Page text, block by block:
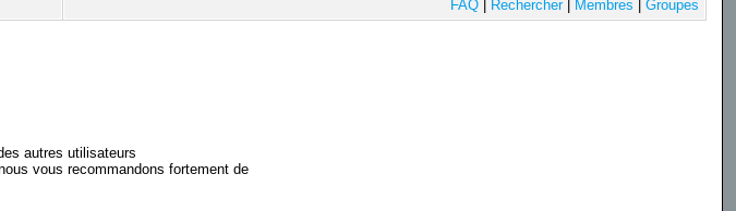
FAQ| Rechercher| Membres Groupes
autres utilisateurs
vous recommandons fortement de